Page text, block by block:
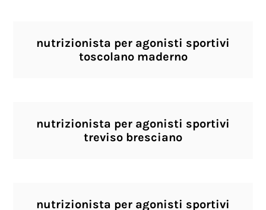
nutrizionista per agonisti sportivi
toscolano maderno
nutrizionista per agonisti sportivi
treviso bresciano
nutrizionista per agonisti sportivi